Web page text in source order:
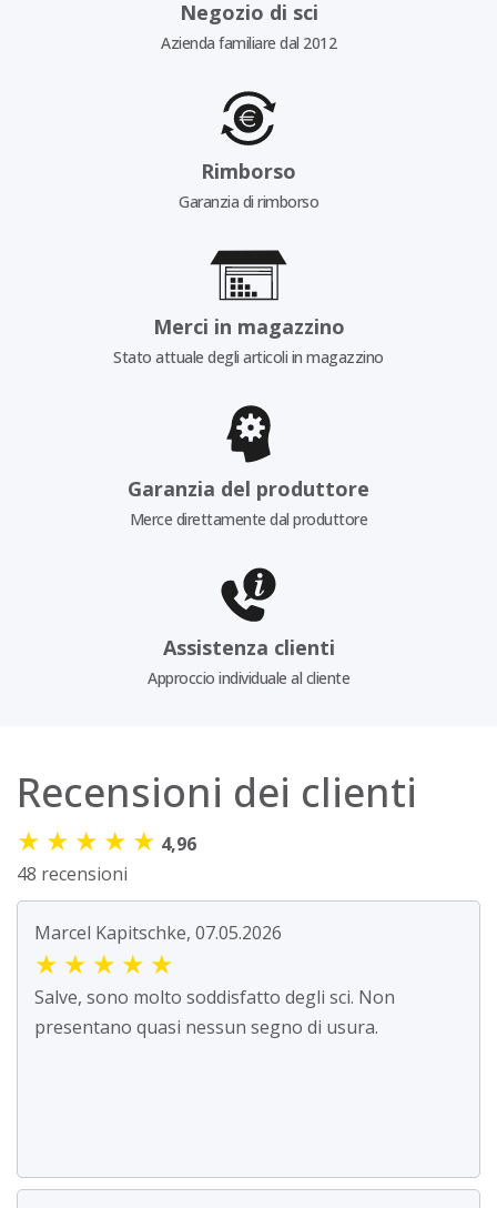
Negozio di sci
Azienda familiare dal 2012
Rimborso
Garanzia di rimborso
Merci in magazzino
Stato attuale degli articoli in magazzino
Garanzia del produttore
Merce direttamente dal produttore
Assistenza clienti
Approccio individuale al cliente
Recensioni dei clienti
★ ★ ★ ★ ★ 4,96
48 recensioni
Marcel Kapitschke, 07.05.2026
★ ★ ★ ★ ★
Salve, sono molto soddisfatto degli sci. Non
presentano quasi nessun segno di usura.